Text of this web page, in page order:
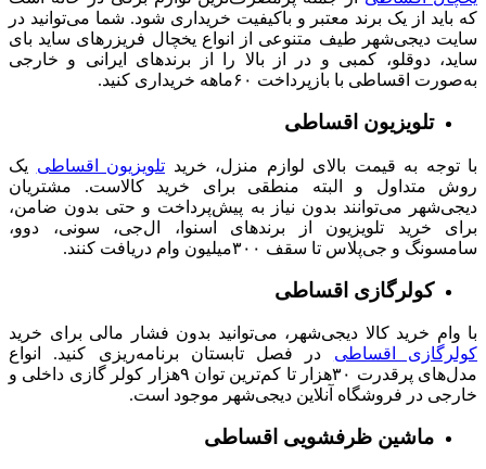
که باید از یک برند معتبر و باکیفیت خریداری شود. شما می‌توانید در
سایت دیجی‌شهر طیف متنوعی از انواع یخچال‌ فریزرهای ساید بای
ساید، دوقلو، کمبی و در از بالا را از برندهای ایرانی و خارجی
به‌صورت اقساطی با بازپرداخت ۶۰ماهه خریداری کنید.
تلویزیون اقساطی
با توجه به قیمت بالای لوازم منزل، خرید تلویزیون اقساطی یک
روش متداول و البته منطقی برای خرید کالاست. مشتریان
دیجی‌شهر می‌توانند بدون نیاز به پیش‌پرداخت و حتی بدون ضامن،
برای خرید تلویزیون از برندهای اسنوا، ال‌جی، سونی، دوو،
سامسونگ و جی‌پلاس تا سقف ۳۰۰میلیون وام دریافت کنند.
کولرگازی اقساطی
با وام خرید کالا دیجی‌شهر، می‌توانید بدون فشار مالی برای خرید
کولرگازی اقساطی
در فصل تابستان برنامه‌ریزی کنید. انواع
مدل‌های پرقدرت ۳۰هزار تا کم‌ترین توان ۹هزار کولر گازی داخلی و
خارجی در فروشگاه آنلاین دیجی‌شهر موجود است.
ماشین ظرفشویی اقساطی